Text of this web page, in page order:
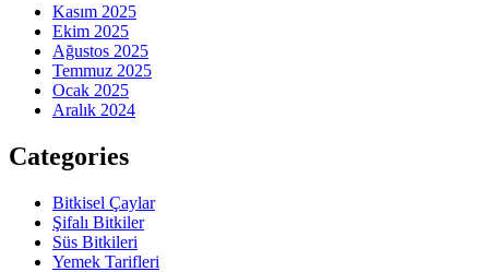
Kasım 2025
Ekim 2025
Ağustos 2025
Temmuz 2025
Ocak 2025
Aralık 2024
Categories
Bitkisel Çaylar
Şifalı Bitkiler
Süs Bitkileri
Yemek Tarifleri